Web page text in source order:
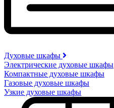
Духовые шкафы
Электрические духовые шкафы
Компактные духовые шкафы
Газовые духовые шкафы
Узкие духовые шкафы